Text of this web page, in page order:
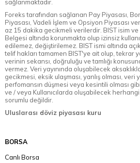
sağlanmaktadır.
Foreks tarafından sağlanan Pay Piyasası,
Piyasası, Vadeli İşlem ve Opsiyon Piyasası
az 15 dakika gecikmeli verilerdir. BIST isim
Belgesi altında korunmakta olup izinsiz
edilemez, değiştirilemez. BIST ismi altında
telif hakları tamamen BIST'ye ait olup, tekrar
verinin sekansı, doğruluğu ve tamlığı
vermez. Veri yayınında oluşabilecek
gecikmesi, eksik ulaşması, yanlış olması, veri
perfomansın düşmesi veya kesintili olması gibi
ve / veya Kullanıcılarda oluşabilecek
sorumlu değildir.
Uluslarası döviz piyasası kuru
BORSA
Canlı Borsa